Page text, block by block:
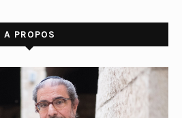
A PROPOS